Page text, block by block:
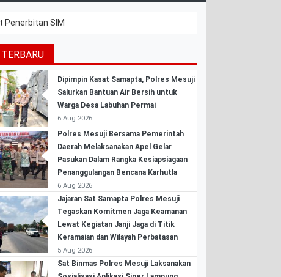
Penerbitan SIM
TERBARU
Dipimpin Kasat Samapta, Polres Mesuji
Salurkan Bantuan Air Bersih untuk
Warga Desa Labuhan Permai
6 Aug 2026
Polres Mesuji Bersama Pemerintah
Daerah Melaksanakan Apel Gelar
Pasukan Dalam Rangka Kesiapsiagaan
Penanggulangan Bencana Karhutla
6 Aug 2026
Jajaran Sat Samapta Polres Mesuji
Tegaskan Komitmen Jaga Keamanan
Lewat Kegiatan Janji Jaga di Titik
Keramaian dan Wilayah Perbatasan
5 Aug 2026
Sat Binmas Polres Mesuji Laksanakan